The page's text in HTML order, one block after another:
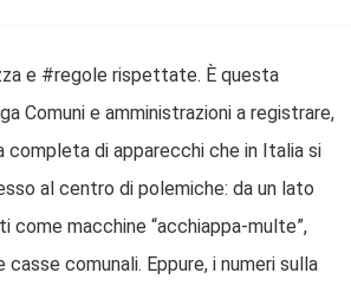
e #regole rispettate. È questa
Comuni e amministrazioni a registrare,
completa di apparecchi che in Italia si
al centro di polemiche: da un lato
come macchine “acchiappa-multe”,
comunali. Eppure, i numeri sulla